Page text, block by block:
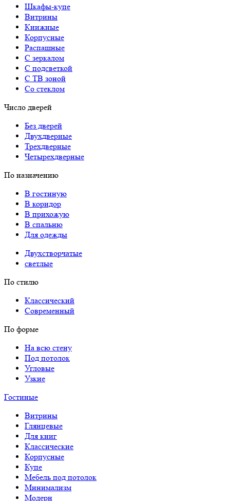
Шкафы-купе
Витрины
Книжные
Корпусные
Распашные
С зеркалом
С подсветкой
С ТВ зоной
Со стеклом
Число дверей
Без дверей
Двухдверные
Трехдверные
Четырехдверные
По назначению
В гостиную
В коридор
В прихожую
В спальню
Для одежды
Двухстворчатые
светлые
По стилю
Классический
Современный
По форме
На всю стену
Под потолок
Угловые
Узкие
Гостиные
Витрины
Глянцевые
Для книг
Классические
Корпусные
Купе
Мебель под потолок
Минимализм
Модерн